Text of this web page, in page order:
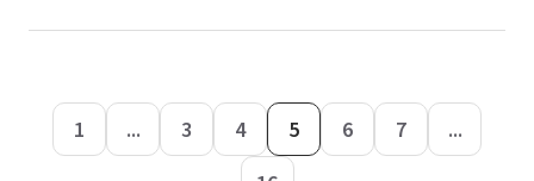
1 ... 3 4 5 6 7
...